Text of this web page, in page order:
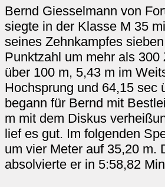
Bernd Giesselmann von
siegte in der Klasse M 35
seines Zehnkampfes
Punktzahl um mehr als
über 100 m, 5,43 m im
Hochsprung und 64,15 sec
begann für Bernd mit
m mit dem Diskus
lief es gut. Im folgenden
um vier Meter auf 35,20 m.
absolvierte er in 5:58,82